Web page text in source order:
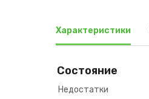
Характеристики
Состояние
Недостатки